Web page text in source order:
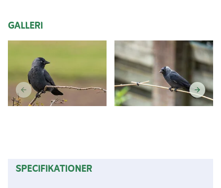
GALLERI
SPECIFIKATIONER